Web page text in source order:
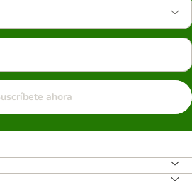
ahora